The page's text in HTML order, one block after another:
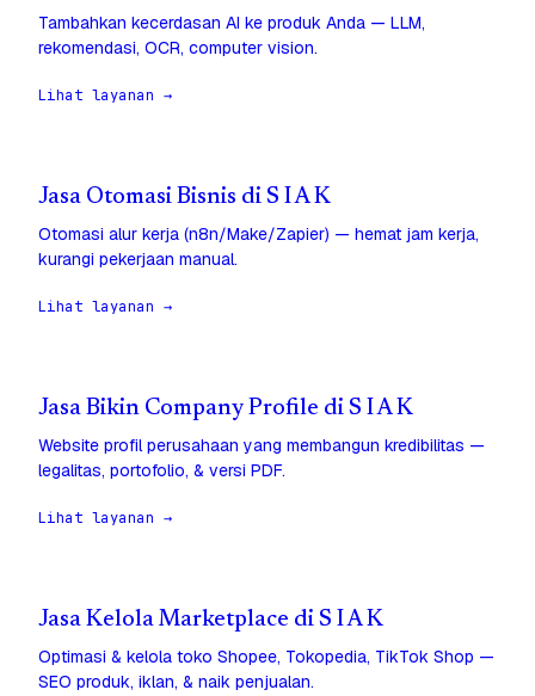
Tambahkan kecerdasan AI ke produk Anda — LLM,
rekomendasi, OCR, computer vision.
Lihat layanan →
Jasa Otomasi Bisnis di S I A K
Otomasi alur kerja (n8n/Make/Zapier) — hemat jam kerja,
kurangi pekerjaan manual.
Lihat layanan →
Jasa Bikin Company Profile di S I A K
Website profil perusahaan yang membangun kredibilitas —
legalitas, portofolio, & versi PDF.
Lihat layanan →
Jasa Kelola Marketplace di S I A K
Optimasi & kelola toko Shopee, Tokopedia, TikTok Shop —
SEO produk, iklan, & naik penjualan.